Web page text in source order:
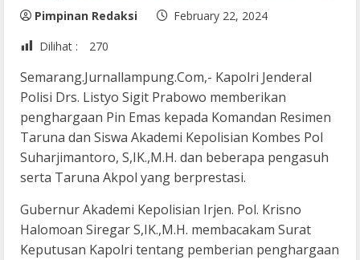
Pimpinan Redaksi
February 22, 2024
Dilihat :
270
Semarang.Jurnallampung.Com,- Kapolri Jenderal
Polisi Drs. Listyo Sigit Prabowo memberikan
penghargaan Pin Emas kepada Komandan Resimen
Taruna dan Siswa Akademi Kepolisian Kombes Pol
Suharjimantoro, S,IK.,M.H. dan beberapa pengasuh
serta Taruna Akpol yang berprestasi.
Gubernur Akademi Kepolisian Irjen. Pol. Krisno
Halomoan Siregar S,IK.,M.H. membacakam Surat
Keputusan Kapolri tentang pemberian penghargaan